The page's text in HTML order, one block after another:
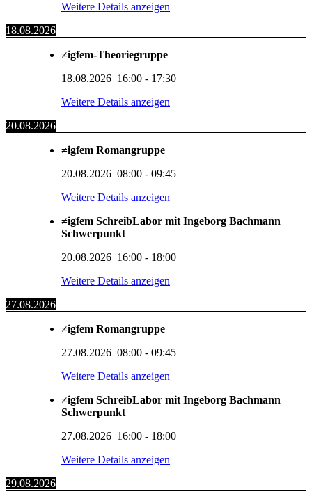
Weitere Details anzeigen
18.08.2026
≠igfem-Theoriegruppe
18.08.2026 16:00 - 17:30
Weitere Details anzeigen
20.08.2026
≠igfem Romangruppe
20.08.2026 08:00 - 09:45
Weitere Details anzeigen
≠igfem SchreibLabor mit Ingeborg Bachmann
Schwerpunkt
20.08.2026 16:00 - 18:00
Weitere Details anzeigen
27.08.2026
≠igfem Romangruppe
27.08.2026 08:00 - 09:45
Weitere Details anzeigen
≠igfem SchreibLabor mit Ingeborg Bachmann
Schwerpunkt
27.08.2026 16:00 - 18:00
Weitere Details anzeigen
29.08.2026